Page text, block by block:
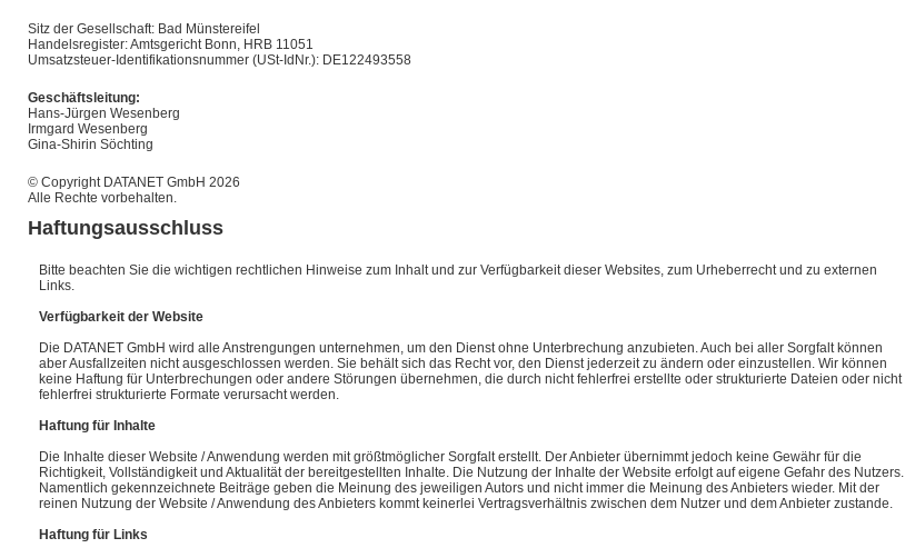
Sitz der Gesellschaft: Bad Münstereifel
Handelsregister: Amtsgericht Bonn, HRB 11051
Umsatzsteuer-Identifikationsnummer (USt-IdNr.): DE122493558
Geschäftsleitung:
Hans-Jürgen Wesenberg
Irmgard Wesenberg
Gina-Shirin Söchting
© Copyright DATANET GmbH 2026
Alle Rechte vorbehalten.
Haftungsausschluss
Bitte beachten Sie die wichtigen rechtlichen Hinweise zum Inhalt und zur Verfügbarkeit dieser Websites, zum Urheberrecht und zu externen
Links.
Verfügbarkeit der Website
Die DATANET GmbH wird alle Anstrengungen unternehmen, um den Dienst ohne Unterbrechung anzubieten. Auch bei aller Sorgfalt können
aber Ausfallzeiten nicht ausgeschlossen werden. Sie behält sich das Recht vor, den Dienst jederzeit zu ändern oder einzustellen. Wir können
keine Haftung für Unterbrechungen oder andere Störungen übernehmen, die durch nicht fehlerfrei erstellte oder strukturierte Dateien oder nicht
fehlerfrei strukturierte Formate verursacht werden.
Haftung für Inhalte
Die Inhalte dieser Website / Anwendung werden mit größtmöglicher Sorgfalt erstellt. Der Anbieter übernimmt jedoch keine Gewähr für die
Richtigkeit, Vollständigkeit und Aktualität der bereitgestellten Inhalte. Die Nutzung der Inhalte der Website erfolgt auf eigene Gefahr des Nutzers.
Namentlich gekennzeichnete Beiträge geben die Meinung des jeweiligen Autors und nicht immer die Meinung des Anbieters wieder. Mit der
reinen Nutzung der Website / Anwendung des Anbieters kommt keinerlei Vertragsverhältnis zwischen dem Nutzer und dem Anbieter zustande.
Haftung für Links